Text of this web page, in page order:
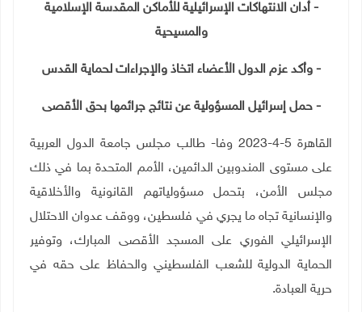
- أدان الانتهاكات الإسرائيلية للأماكن المقدسة الإسلامية
والمسيحية
- وأكد عزم الدول الأعضاء اتخاذ والإجراءات لحماية القدس
- حمل إسرائيل المسؤولية عن نتائج جرائمها بحق الأقصى
القاهرة 5-4-2023 وفا- طالب مجلس جامعة الدول العربية
على مستوى المندوبين الدائمين، الأمم المتحدة بما في ذلك
مجلس الأمن، بتحمل مسؤولياتهم القانونية والأخلاقية
والإنسانية تجاه ما يجري في فلسطين، ووقف عدوان الاحتلال
الإسرائيلي الفوري على المسجد الأقصى المبارك، وتوفير
الحماية الدولية للشعب الفلسطيني والحفاظ على حقه في
حرية العبادة.